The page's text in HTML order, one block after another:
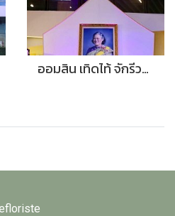
ออมสิน เทิดไท้ จักรีวงศ์